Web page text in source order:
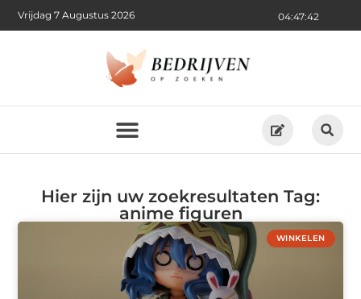
04:47:42
Vrijdag 7 Augustus 2026
Hier zijn uw zoekresultaten Tag:
anime figuren
WINKELEN